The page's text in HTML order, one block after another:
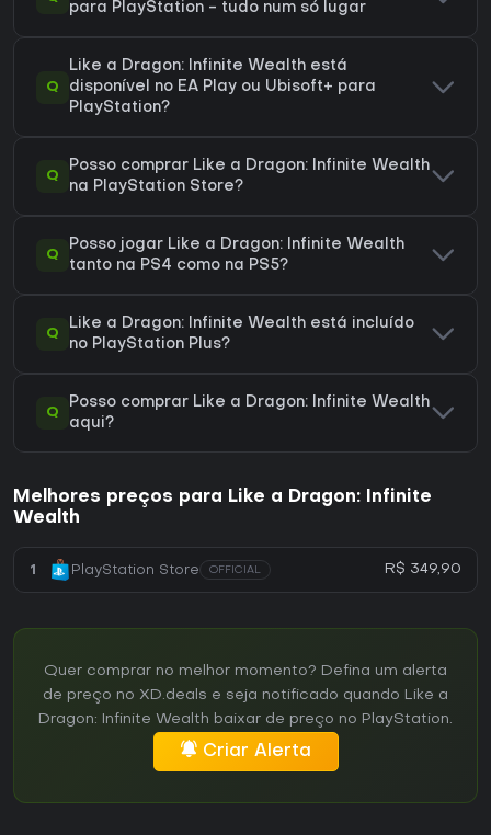
para PlayStation - tudo num só lugar
Q
Like a Dragon: Infinite Wealth está
disponível no EA Play ou Ubisoft+ para
PlayStation?
Q
Posso comprar Like a Dragon: Infinite Wealth
na PlayStation Store?
Q
Posso jogar Like a Dragon: Infinite Wealth
tanto na PS4 como na PS5?
Q
Like a Dragon: Infinite Wealth está incluído
no PlayStation Plus?
Q
Posso comprar Like a Dragon: Infinite Wealth
aqui?
Melhores preços para Like a Dragon: Infinite
Wealth
1 PlayStation Store OFFICIAL R$ 349,90
Quer comprar no melhor momento? Defina um alerta
de preço no XD.deals e seja notificado quando Like a
Dragon: Infinite Wealth baixar de preço no PlayStation.
Criar Alerta